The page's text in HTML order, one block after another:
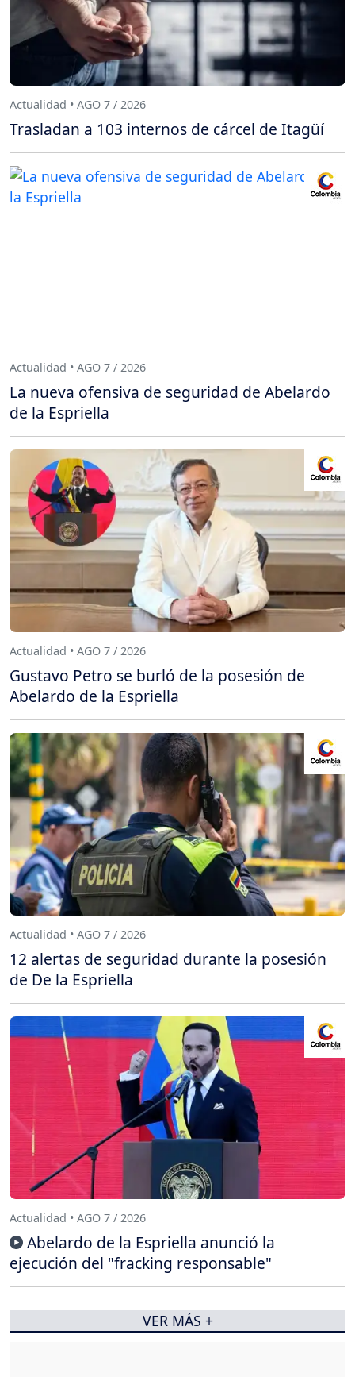
Actualidad • AGO 7 / 2026
Trasladan a 103 internos de cárcel de Itagüí
Actualidad • AGO 7 / 2026
La nueva ofensiva de seguridad de Abelardo
de la Espriella
Actualidad • AGO 7 / 2026
Gustavo Petro se burló de la posesión de
Abelardo de la Espriella
Actualidad • AGO 7 / 2026
12 alertas de seguridad durante la posesión
de De la Espriella
Actualidad • AGO 7 / 2026
Abelardo de la Espriella anunció la
ejecución del "fracking responsable"
VER MÁS +